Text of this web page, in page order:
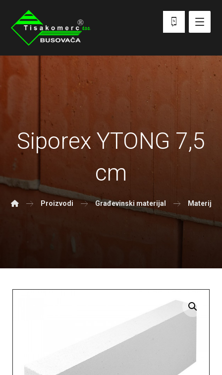
Siporex YTONG 7,5
cm
Proizvodi Građevinski materijal Materijal